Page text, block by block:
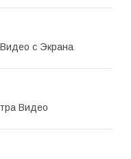
с Экрана
Видео